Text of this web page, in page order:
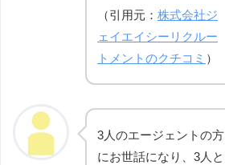
（引用元： 株式会社ジ
ェイエイシーリクルー
トメントのクチコミ ）
3人のエージェントの方
にお世話になり、3人と